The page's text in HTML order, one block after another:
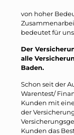
von hoher
bedeutet für
Der
alle
Baden.
Schon seit der
Warentest/
Kunden mit
der
Kunden das